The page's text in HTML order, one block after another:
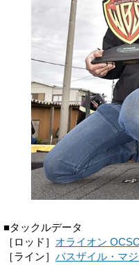
■タックルデータ
［ロッド］ オライオン
［ライン］ バスザイル・マ